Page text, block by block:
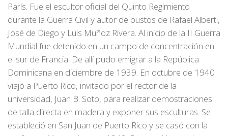
París. Fue el escultor oficial del Quinto Regimiento
durante la Guerra Civil y autor de bustos de Rafael Alberti,
José de Diego y Luis Muñoz Rivera. Al inicio de la II Guerra
Mundial fue detenido en un campo de concentración en
el sur de Francia. De allí pudo emigrar a la República
Dominicana en diciembre de 1939. En octubre de 1940
viajó a Puerto Rico, invitado por el rector de la
universidad, Juan B. Soto, para realizar demostraciones
de talla directa en madera y exponer sus esculturas. Se
estableció en San Juan de Puerto Rico y se casó con la